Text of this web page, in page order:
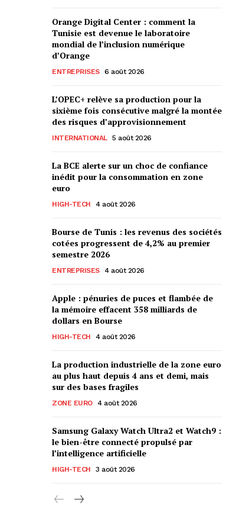
Orange Digital Center : comment la
Tunisie est devenue le laboratoire
mondial de l’inclusion numérique
d’Orange
ENTREPRISES 6 août 2026
L’OPEC+ relève sa production pour la
sixième fois consécutive malgré la montée
des risques d’approvisionnement
INTERNATIONAL 5 août 2026
La BCE alerte sur un choc de confiance
inédit pour la consommation en zone
euro
HIGH-TECH 4 août 2026
Bourse de Tunis : les revenus des sociétés
cotées progressent de 4,2% au premier
semestre 2026
ENTREPRISES 4 août 2026
Apple : pénuries de puces et flambée de
la mémoire effacent 358 milliards de
dollars en Bourse
HIGH-TECH 4 août 2026
La production industrielle de la zone euro
au plus haut depuis 4 ans et demi, mais
sur des bases fragiles
ZONE EURO 4 août 2026
Samsung Galaxy Watch Ultra2 et Watch9 :
le bien-être connecté propulsé par
l’intelligence artificielle
HIGH-TECH 3 août 2026